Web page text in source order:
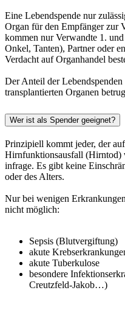
Eine Lebendspende nur
Organ für den Empfänger zur
kommen nur Verwandte 1.
Onkel, Tanten), Partner oder
Verdacht auf Organhandel
Der Anteil der
transplantierten Organen
Wer ist als Spender geeignet?
Prinzipiell kommt jeder, der
Hirnfunktionsausfall (Hirntod)
infrage. Es gibt keine
oder des Alters.
Nur bei wenigen
nicht möglich:
Sepsis (Blutvergiftung)
akute
akute Tuberkulose
besondere
Creutzfeld-Jakob…)